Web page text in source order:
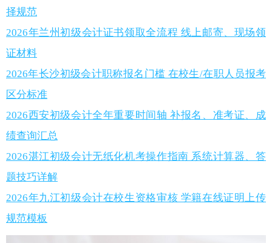
择规范
2026年兰州初级会计证书领取全流程 线上邮寄、现场领
证材料
2026年长沙初级会计职称报名门槛 在校生/在职人员报考
区分标准
2026西安初级会计全年重要时间轴 补报名、准考证、成
绩查询汇总
2026湛江初级会计无纸化机考操作指南 系统计算器、答
题技巧详解
2026年九江初级会计在校生资格审核 学籍在线证明上传
规范模板